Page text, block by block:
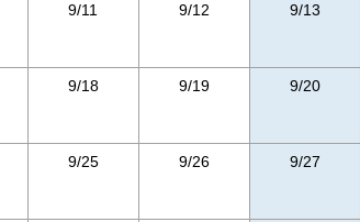
9/11 9/12 9/13
9/18 9/19 9/20
9/25 9/26 9/27